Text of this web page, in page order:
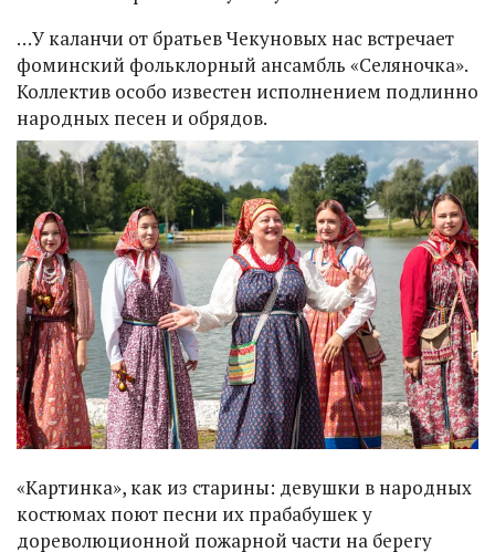
…У каланчи от братьев Чекуновых нас встречает
фоминский фольклорный ансамбль «Селяночка».
Коллектив особо известен исполнением подлинно
народных песен и обрядов.
«Картинка», как из старины: девушки в народных
костюмах поют песни их прабабушек у
дореволюционной пожарной части на берегу